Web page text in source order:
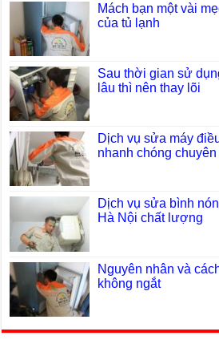
Mách bạn một vài
của tủ lạnh
Sau thời gian sử
lâu thì nên thay lõi
Dịch vụ sửa máy
nhanh chóng
Dịch vụ sửa bình
Hà Nội chất lượng
Nguyên nhân và
không ngắt